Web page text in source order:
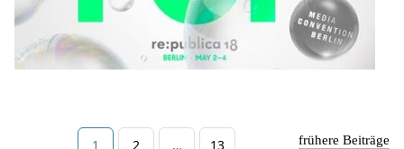
P1 P
2 … P13 frühere Beiträge